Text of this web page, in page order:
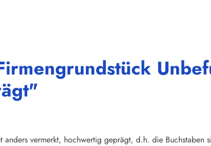
vermerkt, hochwertig geprägt, d.h. die Buchstaben